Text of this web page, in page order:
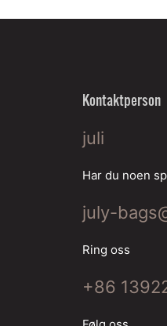
Kontaktperson
juli
Har du noen
july-
Ring oss
+86